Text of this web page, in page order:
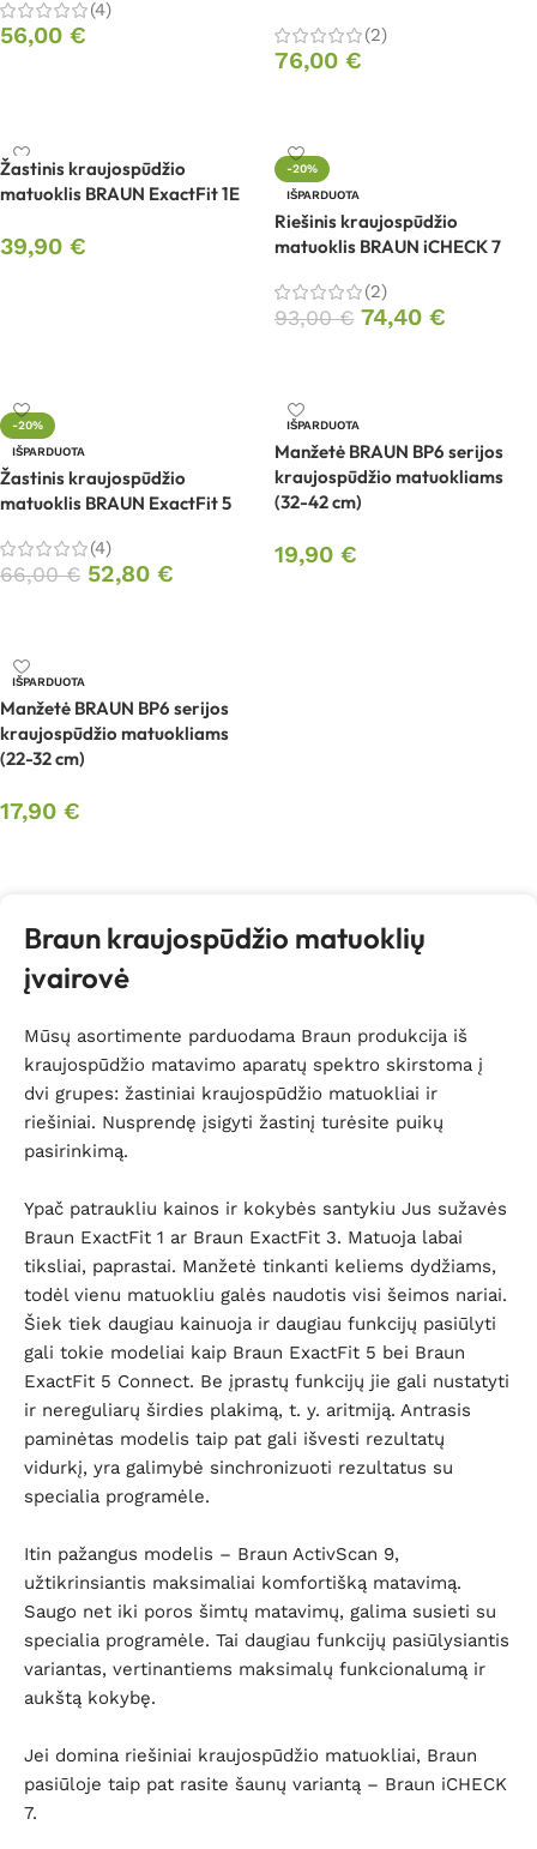
(4)
56,00 € (2)
76,00 €
Žastinis kraujospūdžio
matuoklis BRAUN ExactFit 1E
39,90 €
-20%
IŠPARDUOTA
Riešinis kraujospūdžio
matuoklis BRAUN iCHECK 7
(2)
93,00€ 74,40 €
-20%
IŠPARDUOTA
Žastinis kraujospūdžio
matuoklis BRAUN ExactFit 5
(4)
66,00€ 52,80 €
IŠPARDUOTA
Manžetė BRAUN BP6 serijos
kraujospūdžio matuokliams
(32-42 cm)
19,90 €
IŠPARDUOTA
Manžetė BRAUN BP6 serijos
kraujospūdžio matuokliams
(22-32 cm)
17,90 €
Braun kraujospūdžio matuoklių
įvairovė
Mūsų asortimente parduodama Braun produkcija iš
kraujospūdžio matavimo aparatų spektro skirstoma į
dvi grupes: žastiniai kraujospūdžio matuokliai ir
riešiniai. Nusprendę įsigyti žastinį turėsite puikų
pasirinkimą.
Ypač patraukliu kainos ir kokybės santykiu Jus sužavės
Braun ExactFit 1 ar Braun ExactFit 3. Matuoja labai
tiksliai, paprastai. Manžetė tinkanti keliems dydžiams,
todėl vienu matuokliu galės naudotis visi šeimos nariai.
Šiek tiek daugiau kainuoja ir daugiau funkcijų pasiūlyti
gali tokie modeliai kaip Braun ExactFit 5 bei Braun
ExactFit 5 Connect. Be įprastų funkcijų jie gali nustatyti
ir nereguliarų širdies plakimą, t. y. aritmiją. Antrasis
paminėtas modelis taip pat gali išvesti rezultatų
vidurkį, yra galimybė sinchronizuoti rezultatus su
specialia programėle.
Itin pažangus modelis – Braun ActivScan 9,
užtikrinsiantis maksimaliai komfortišką matavimą.
Saugo net iki poros šimtų matavimų, galima susieti su
specialia programėle. Tai daugiau funkcijų pasiūlysiantis
variantas, vertinantiems maksimalų funkcionalumą ir
aukštą kokybę.
Jei domina riešiniai kraujospūdžio matuokliai, Braun
pasiūloje taip pat rasite šaunų variantą – Braun iCHECK
7.